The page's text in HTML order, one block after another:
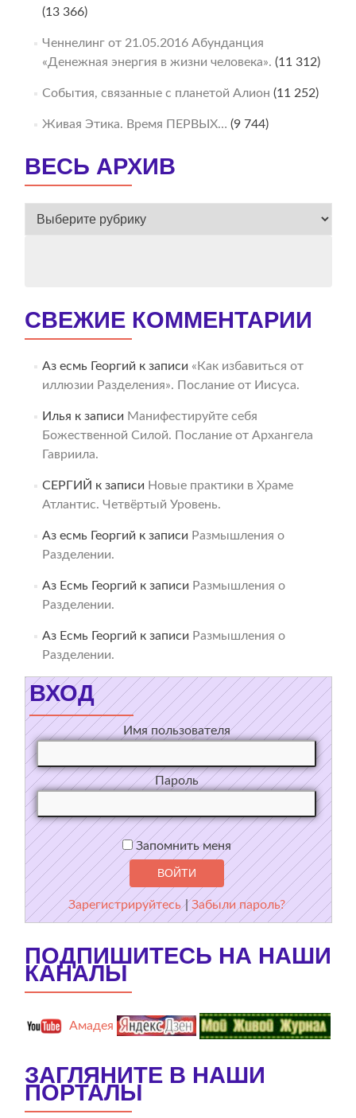
(13 366)
Ченнелинг от 21.05.2016 Абунданция
«Денежная энергия в жизни человека». (11 312)
События, связанные с планетой Алион (11 252)
Живая Этика. Время ПЕРВЫХ… (9 744)
ВЕСЬ АРХИВ
ВЕСЬ
СВЕЖИЕ КОММЕНТАРИИ
Аз есмь Георгий к записи «Как избавиться от
иллюзии Разделения». Послание от Иисуса.
Илья к записи Манифестируйте себя
Божественной Силой. Послание от Архангела
Гавриила.
СЕРГИЙ к записи Новые практики в Храме
Атлантис. Четвёртый Уровень.
Аз есмь Георгий к записи Размышления о
Разделении.
Аз Есмь Георгий к записи Размышления о
Разделении.
Аз Есмь Георгий к записи Размышления о
Разделении.
ВХОД
Имя пользователя
Пароль
Запомнить меня
Зарегистрируйтесь |Забыли пароль?
ПОДПИШИТЕСЬ НА НАШИ
КАНАЛЫ
Амадея
ЗАГЛЯНИТЕ В НАШИ
ПОРТАЛЫ